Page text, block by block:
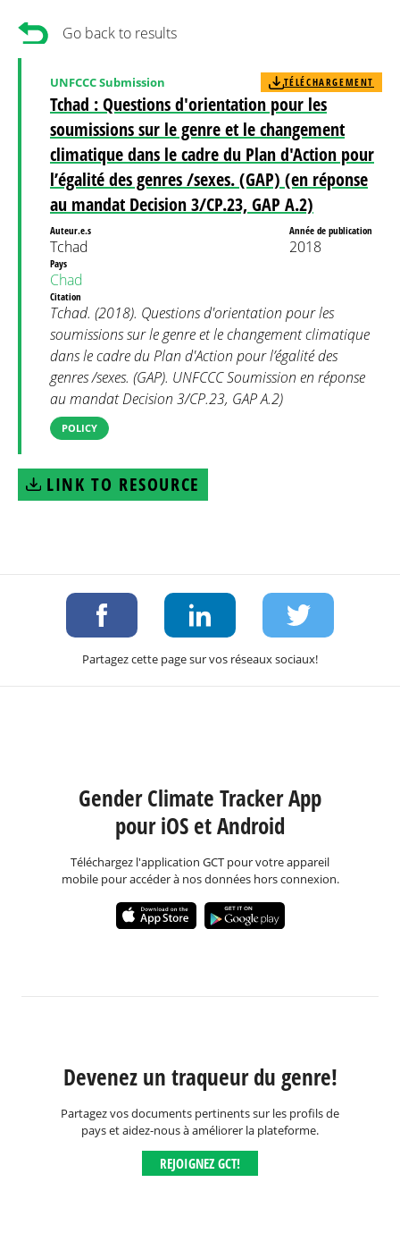
Go back to results
Tchad : Questions d'orientation pour les
soumissions sur le genre et le changement
climatique dans le cadre du Plan d'Action pour
l’égalité des genres /sexes. (GAP) (en réponse
au mandat Decision 3/CP.23, GAP A.2)
UNFCCC Submission TÉLÉCHARGEMENT
Auteur.e.s
Tchad
Année de publication
2018
Pays
Chad
Citation
Tchad. (2018). Questions d'orientation pour les
soumissions sur le genre et le changement climatique
dans le cadre du Plan d'Action pour l’égalité des
genres /sexes. (GAP). UNFCCC Soumission en réponse
au mandat Decision 3/CP.23, GAP A.2)
POLICY
LINK TO RESOURCE
Partagez cette page sur vos réseaux sociaux!
Gender Climate Tracker App
pour iOS et Android
Téléchargez l'application GCT pour votre appareil
mobile pour accéder à nos données hors connexion.
Devenez un traqueur du genre!
Partagez vos documents pertinents sur les profils de
pays et aidez-nous à améliorer la plateforme.
REJOIGNEZ GCT!